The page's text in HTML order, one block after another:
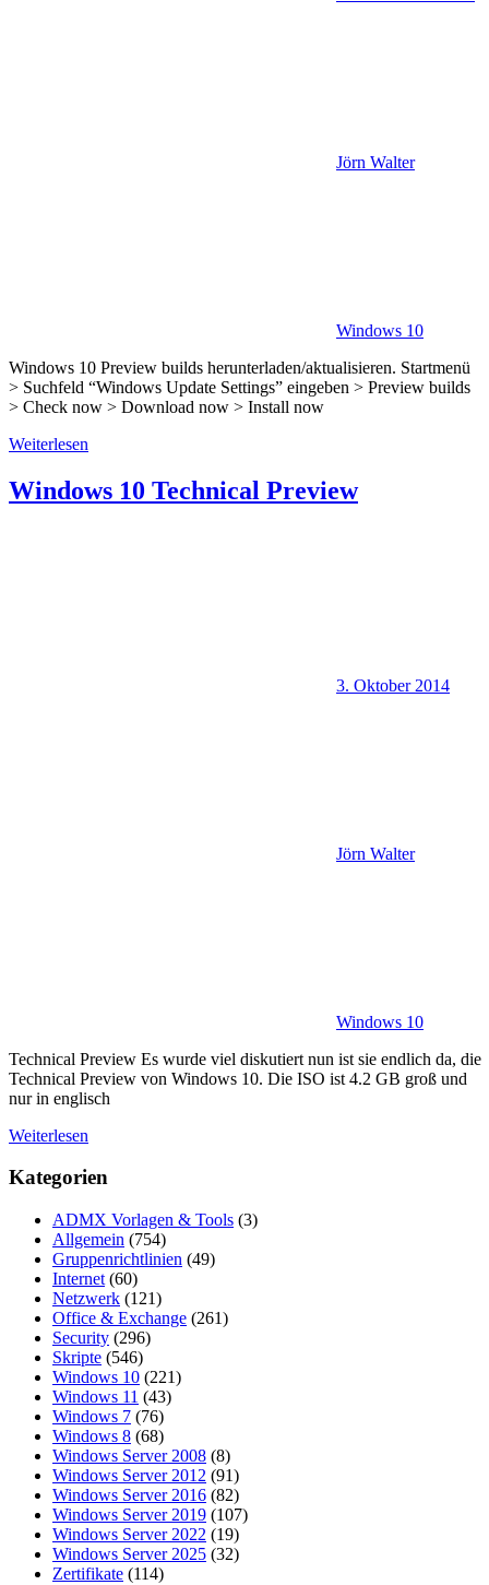
Jörn Walter
Windows 10
Windows 10 Preview builds herunterladen/aktualisieren. Startmenü
> Suchfeld “Windows Update Settings” eingeben > Preview builds
> Check now > Download now > Install now
Weiterlesen
Windows 10 Technical Preview
3. Oktober 2014
Jörn Walter
Windows 10
Technical Preview Es wurde viel diskutiert nun ist sie endlich da, die
Technical Preview von Windows 10. Die ISO ist 4.2 GB groß und
nur in englisch
Weiterlesen
Kategorien
ADMX Vorlagen & Tools (3)
Allgemein (754)
Gruppenrichtlinien (49)
Internet (60)
Netzwerk (121)
Office & Exchange (261)
Security (296)
Skripte (546)
Windows 10 (221)
Windows 11 (43)
Windows 7 (76)
Windows 8 (68)
Windows Server 2008 (8)
Windows Server 2012 (91)
Windows Server 2016 (82)
Windows Server 2019 (107)
Windows Server 2022 (19)
Windows Server 2025 (32)
Zertifikate (114)